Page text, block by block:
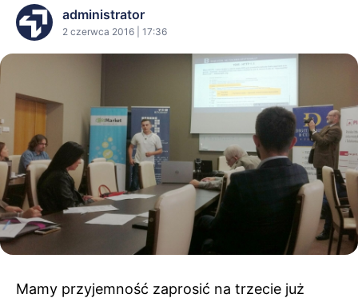
administrator
2 czerwca 2016 | 17:36
Mamy przyjemność zaprosić na trzecie już